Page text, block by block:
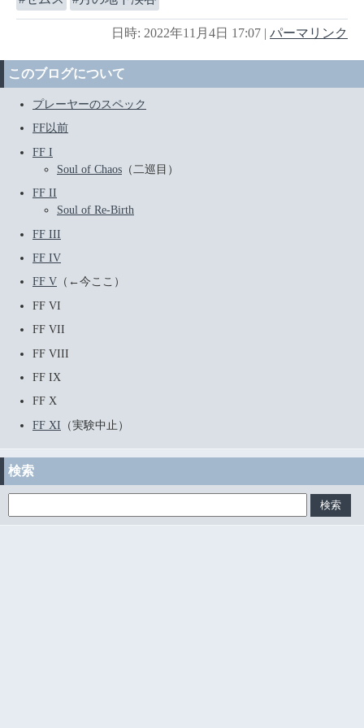
日時: 2022年11月4日 17:07 | パーマリンク
このブログについて
プレーヤーのスペック
FF以前
FF I
Soul of Chaos （二巡目）
FF II
Soul of Re-Birth
FF III
FF IV
FF V （←今ここ）
FF VI
FF VII
FF VIII
FF IX
FF X
FF XI （実験中止）
検索